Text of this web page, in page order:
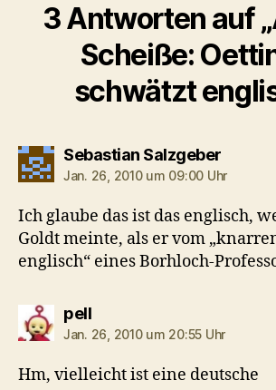
3 Antworten auf
Scheiße:
schwätzt
Sebastian Salzgebersagt:
Jan. 26, 2010 um 09:00 Uhr
Ich glaube das ist das englisch,
Goldt meinte, als er vom
englisch“ eines Borhloch-
pellsagt:
Jan. 26, 2010 um 20:55 Uhr
Hm, vielleicht ist eine deutsche